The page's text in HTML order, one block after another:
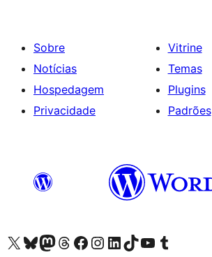
Sobre
Notícias
Hospedagem
Privacidade
Vitrine
Temas
Plugins
Padrões
Acessar nossa conta do X (antigo Twitter)
Acessar nossa conta do Bluesky
Acessar nossa conta do Mastodon
Acessar nossa conta do Threads
Acessar nossa página do Facebook
Acessar nossa conta do Instagram
Acessar nossa conta do LinkedIn
Acessar nossa conta do TikTok
Acessar nosso canal do YouTube
Acessar nossa conta no Tumblr